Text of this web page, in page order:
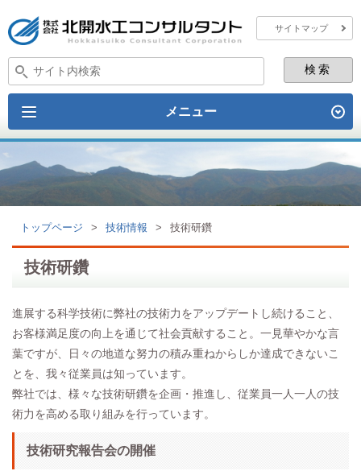
サイトマップ
メニュー
トップページ > 技術情報 > 技術研鑽
技術研鑽
進展する科学技術に弊社の技術力をアップデートし続けること、
お客様満足度の向上を通じて社会貢献すること。一見華やかな言
葉ですが、日々の地道な努力の積み重ねからしか達成できないこ
とを、我々従業員は知っています。
弊社では、様々な技術研鑽を企画・推進し、従業員一人一人の技
術力を高める取り組みを行っています。
技術研究報告会の開催